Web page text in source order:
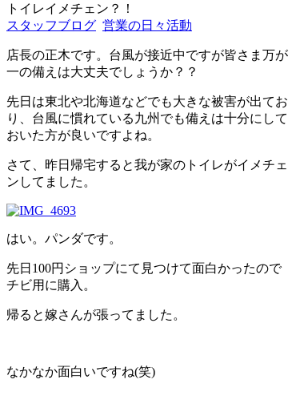
トイレイメチェン？！
スタッフブログ 営業の日々活動
店長の正木です。台風が接近中ですが皆さま万が
一の備えは大丈夫でしょうか？？
先日は東北や北海道などでも大きな被害が出てお
り、台風に慣れている九州でも備えは十分にして
おいた方が良いですよね。
さて、昨日帰宅すると我が家のトイレがイメチェ
ンしてました。
はい。パンダです。
先日100円ショップにて見つけて面白かったので
チビ用に購入。
帰ると嫁さんが張ってました。
なかなか面白いですね(笑)